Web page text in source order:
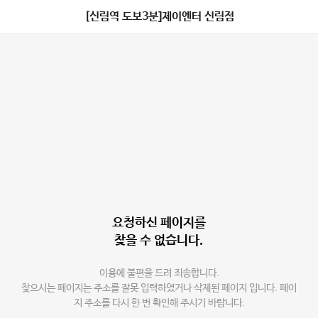
[신림역 도보3분]제이엔터 신림점
요청하신 페이지를
찾을 수 없습니다.
이용에 불편을 드려 죄송합니다.
찾으시는 페이지는 주소를 잘못 입력하였거나 삭제된 페이지 입니다. 페이
지 주소를 다시 한 번 확인해 주시기 바랍니다.